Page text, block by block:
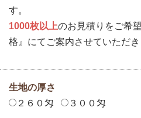
す。
1000枚以上のお見積りをご希
格』にてご案内させていただき
生地の厚さ
２６０匁
３００匁